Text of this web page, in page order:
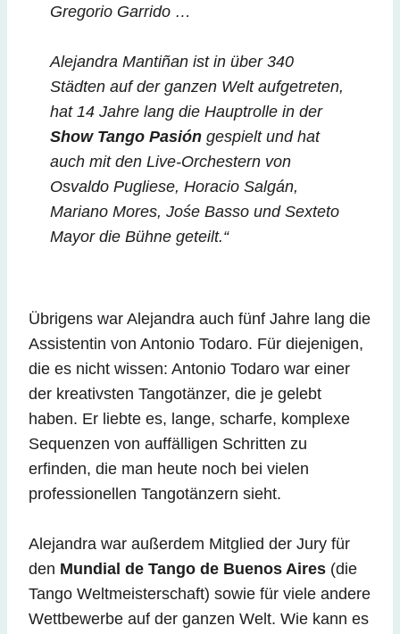
Gregorio Garrido …
Alejandra Mantiñan ist in über 340
Städten auf der ganzen Welt aufgetreten,
hat 14 Jahre lang die Hauptrolle in der
Show Tango Pasión gespielt und hat
auch mit den Live-Orchestern von
Osvaldo Pugliese, Horacio Salgán,
Mariano Mores, Jośe Basso und Sexteto
Mayor die Bühne geteilt.“
Übrigens war Alejandra auch fünf Jahre lang die
Assistentin von Antonio Todaro. Für diejenigen,
die es nicht wissen: Antonio Todaro war einer
der kreativsten Tangotänzer, die je gelebt
haben. Er liebte es, lange, scharfe, komplexe
Sequenzen von auffälligen Schritten zu
erfinden, die man heute noch bei vielen
professionellen Tangotänzern sieht.
Alejandra war außerdem Mitglied der Jury für
den Mundial de Tango de Buenos Aires (die
Tango Weltmeisterschaft) sowie für viele andere
Wettbewerbe auf der ganzen Welt. Wie kann es